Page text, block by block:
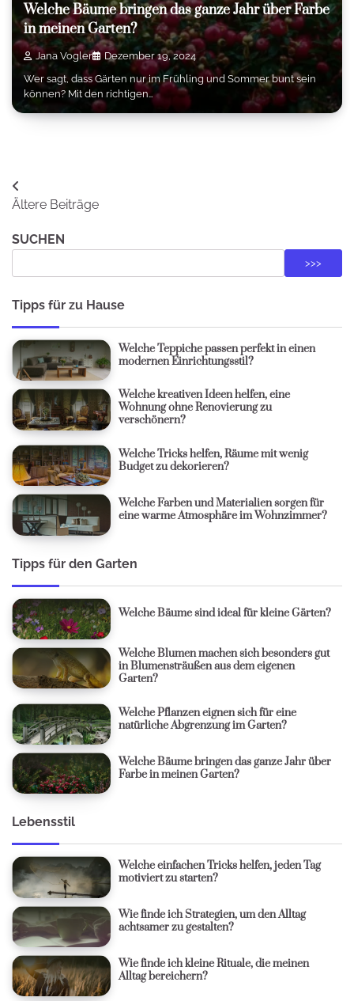
Welche Bäume bringen das ganze Jahr über Farbe
in meinen Garten?
Jana Vogler
Dezember 19, 2024
Wer sagt, dass Gärten nur im Frühling und Sommer bunt sein
können? Mit den richtigen…
Beitragsnavigation
Ältere Beiträge
SUCHEN
>>>
Tipps für zu Hause
Welche Teppiche passen perfekt in einen
modernen Einrichtungsstil?
Welche kreativen Ideen helfen, eine
Wohnung ohne Renovierung zu
verschönern?
Welche Tricks helfen, Räume mit wenig
Budget zu dekorieren?
Welche Farben und Materialien sorgen für
eine warme Atmosphäre im Wohnzimmer?
Tipps für den Garten
Welche Bäume sind ideal für kleine Gärten?
Welche Blumen machen sich besonders gut
in Blumensträußen aus dem eigenen
Garten?
Welche Pflanzen eignen sich für eine
natürliche Abgrenzung im Garten?
Welche Bäume bringen das ganze Jahr über
Farbe in meinen Garten?
Lebensstil
Welche einfachen Tricks helfen, jeden Tag
motiviert zu starten?
Wie finde ich Strategien, um den Alltag
achtsamer zu gestalten?
Wie finde ich kleine Rituale, die meinen
Alltag bereichern?